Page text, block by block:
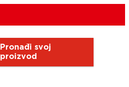
Pronađi svoj
proizvod